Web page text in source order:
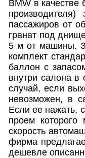
BMW в
пассажиров от
гранат под
5 м от машины.
комплект
баллон с
внутри салона в
случай, если
невозможен, в
Если ее нажать,
проем которого
скорость
фирма
дешевле